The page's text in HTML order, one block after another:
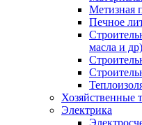
Метизная
Печное
масла и др)
Хозяйственные
Электрика